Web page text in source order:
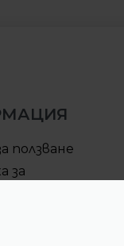
ползване
за